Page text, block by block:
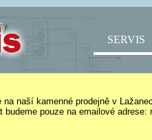
SERVIS
na naší kamenné prodejně v
budeme pouze na emailové